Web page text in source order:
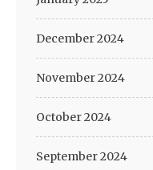
December 2024
November 2024
October 2024
September 2024